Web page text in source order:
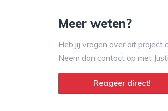
Meer weten?
Heb jij vragen over dit project
Neem dan contact op met
Reageer direct!